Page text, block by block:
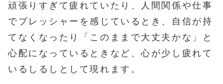
頑張りすぎて疲れていたり、人間関係や仕事
でプレッシャーを感じているとき、自信が持
てなくなったり「このままで大丈夫かな」と
心配になっているときなど、心が少し疲れて
いるしるしとして現れます。